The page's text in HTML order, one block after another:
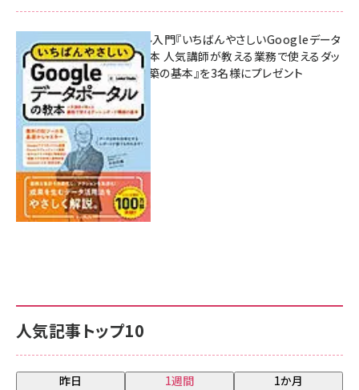
人気記事トップ10
昨日 1週間 1か月
無料BIツール入門『いちばんやさしいGoogleデータ
ポータルの教本 人気講師が教える業務で使えるダッ
シュボード構築の基本』を3名様にプレゼント
7月31日 10:00